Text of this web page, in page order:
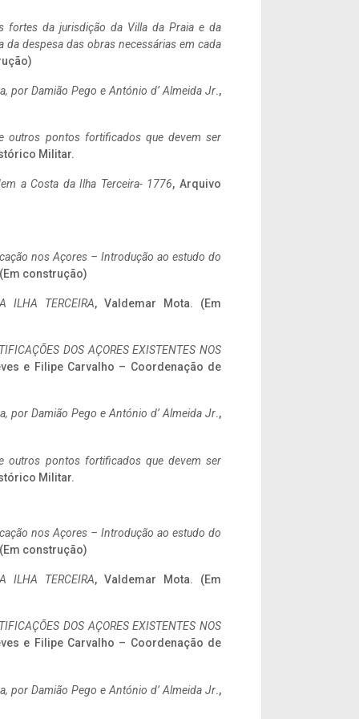
fortes da jurisdição da Villa da Praia e da
da despesa das obras necessárias em cada
por Damião Pego e António d’ Almeida Jr.,
outros pontos fortificados que devem ser
Militar.
a Costa da Ilha Terceira- 1776, Arquivo
nos Açores – Introdução ao estudo do
construção)
ILHA TERCEIRA, Valdemar Mota. (Em
DOS AÇORES EXISTENTES NOS
e Filipe Carvalho – Coordenação de
por Damião Pego e António d’ Almeida Jr.,
outros pontos fortificados que devem ser
Militar.
nos Açores – Introdução ao estudo do
construção)
ILHA TERCEIRA, Valdemar Mota. (Em
DOS AÇORES EXISTENTES NOS
e Filipe Carvalho – Coordenação de
por Damião Pego e António d’ Almeida Jr.,